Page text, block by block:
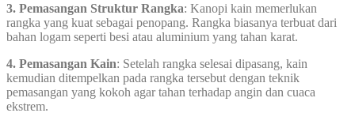
3. Pemasangan Struktur Rangka: Kanopi kain memerlukan
rangka yang kuat sebagai penopang. Rangka biasanya terbuat dari
bahan logam seperti besi atau aluminium yang tahan karat.
4. Pemasangan Kain: Setelah rangka selesai dipasang, kain
kemudian ditempelkan pada rangka tersebut dengan teknik
pemasangan yang kokoh agar tahan terhadap angin dan cuaca
ekstrem.